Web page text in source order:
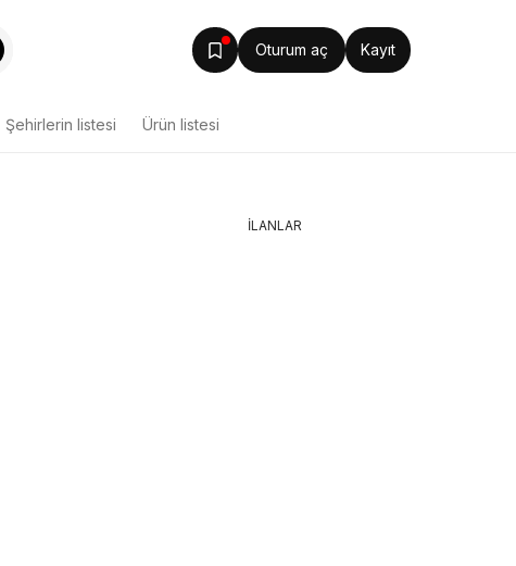
Oturum aç Kayıt
Şehirlerin listesi Ürün listesi
İLANLAR